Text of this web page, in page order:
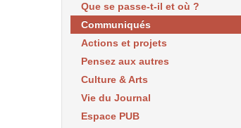
Que se passe-t-il et où ?
Communiqués
Actions et projets
Pensez aux autres
Culture & Arts
Vie du Journal
Espace PUB